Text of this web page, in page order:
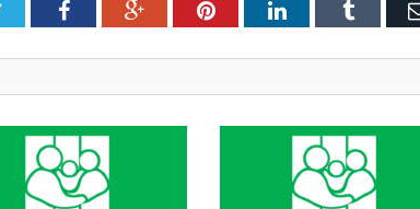
TwitterFacebookGoogle+PinterestLinkedInTumblr